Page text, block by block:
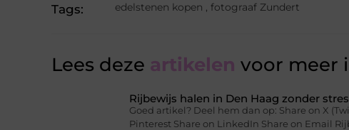
Tags: edelstenen kopen , fotograaf Zundert
Lees deze artikelen voor meer
Rijbewijs halen in Den Haag zonder
Goed artikel? Deel hem dan op: Share on X
Pinterest Share on LinkedIn Share on Email